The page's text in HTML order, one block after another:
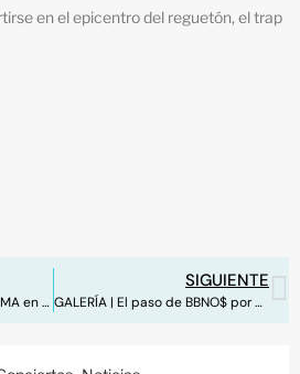
en el epicentro del reguetón, el trap
Selena Gomez se une a REMA en el remix de ‘Calm Down’
SIGUIENTE
GALERÍA | El paso de BBNO$ por España, en imágenes